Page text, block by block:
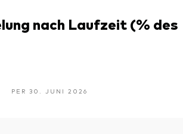
nach Laufzeit (% des
PER 30. JUNI 2026